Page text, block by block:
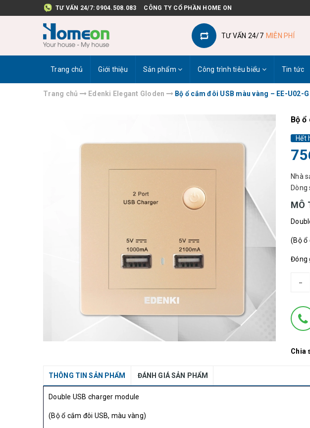
TƯ VẤN 24/7: 0904.508.083 CÔNG TY CỔ PHẦN HOME ON
TƯ VẤN 24/7 MIỄN PHÍ
Trang chủ Giới thiệu Sản phẩm Công trình tiêu biểu Tin tức
Trang chủ Edenki Elegant Gloden Bộ ổ cắm đôi USB màu vàng – EE-U02-G
Bộ ổ
Hết
Nhà
Dòng
MÔ
(Bộ ổ
Đóng
-
Chia
THÔNG TIN SẢN PHẨM ĐÁNH GIÁ SẢN PHẨM
Double USB charger module
(Bộ ổ cắm đôi USB, màu vàng)